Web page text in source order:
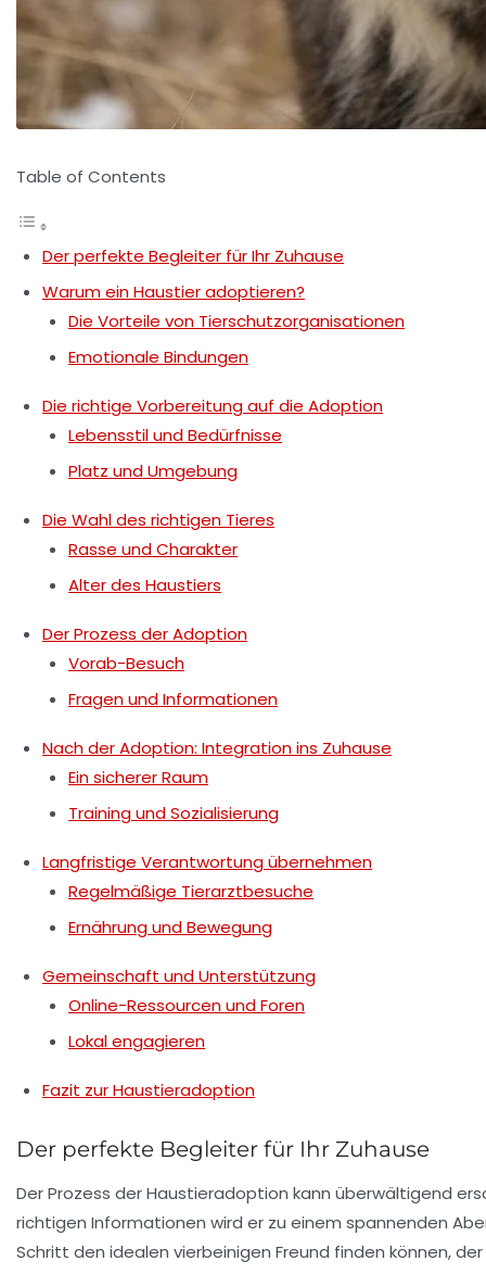
Table of Contents
Der perfekte Begleiter für Ihr Zuhause
Warum ein Haustier adoptieren?
Die Vorteile von Tierschutzorganisationen
Emotionale Bindungen
Die richtige Vorbereitung auf die Adoption
Lebensstil und Bedürfnisse
Platz und Umgebung
Die Wahl des richtigen Tieres
Rasse und Charakter
Alter des Haustiers
Der Prozess der Adoption
Vorab-Besuch
Fragen und Informationen
Nach der Adoption: Integration ins Zuhause
Ein sicherer Raum
Training und Sozialisierung
Langfristige Verantwortung übernehmen
Regelmäßige Tierarztbesuche
Ernährung und Bewegung
Gemeinschaft und Unterstützung
Online-Ressourcen und Foren
Lokal engagieren
Fazit zur Haustieradoption
Der perfekte Begleiter für Ihr Zuhause
Der Prozess derHaustieradoption kann überwältigend
richtigen Informationen wird er zu einem spannenden
Schritt den idealen vierbeinigen Freund finden können,